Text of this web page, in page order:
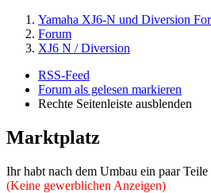
Yamaha XJ6-N und Diversion
Forum
XJ6 N / Diversion
RSS-Feed
Forum als gelesen markieren
Rechte Seitenleiste ausblenden
Marktplatz
Ihr habt nach dem Umbau ein paar
(Keine gewerblichen Anzeigen)